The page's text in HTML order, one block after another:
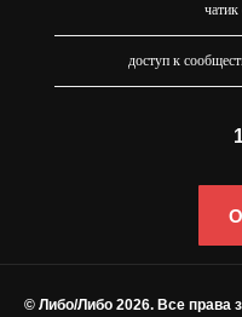
доступ к
© Либо/Либо 2026. Все права